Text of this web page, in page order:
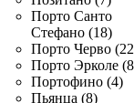
Порто Санто
Стефано (18)
Порто Черво
Порто Эрколе
Портофино (4)
Пьянца (8)